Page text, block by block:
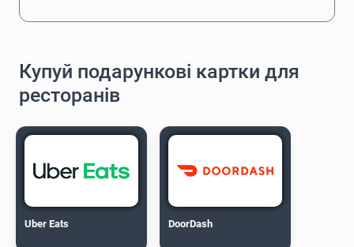
Купуй подарункові картки для
ресторанів
Uber Eats DoorDash